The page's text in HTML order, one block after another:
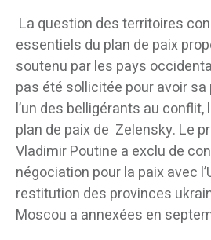
La question des territoires
essentiels du plan de paix
soutenu par les pays
pas été sollicitée pour avoir
l’un des belligérants au conflit,
plan de paix de Zelensky. Le
Vladimir Poutine a exclu de
négociation pour la paix avec
restitution des provinces
Moscou a annexées en